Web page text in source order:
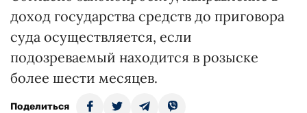
доход государства средств до приговора
суда осуществляется, если
подозреваемый находится в розыске
более шести месяцев.
Поделиться